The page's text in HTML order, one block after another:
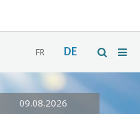
FR DE
09.08.2026